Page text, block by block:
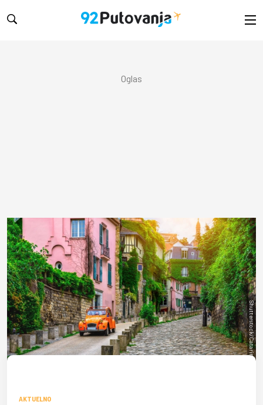
Shutterstock/Catarina Belova
AKTUELNO